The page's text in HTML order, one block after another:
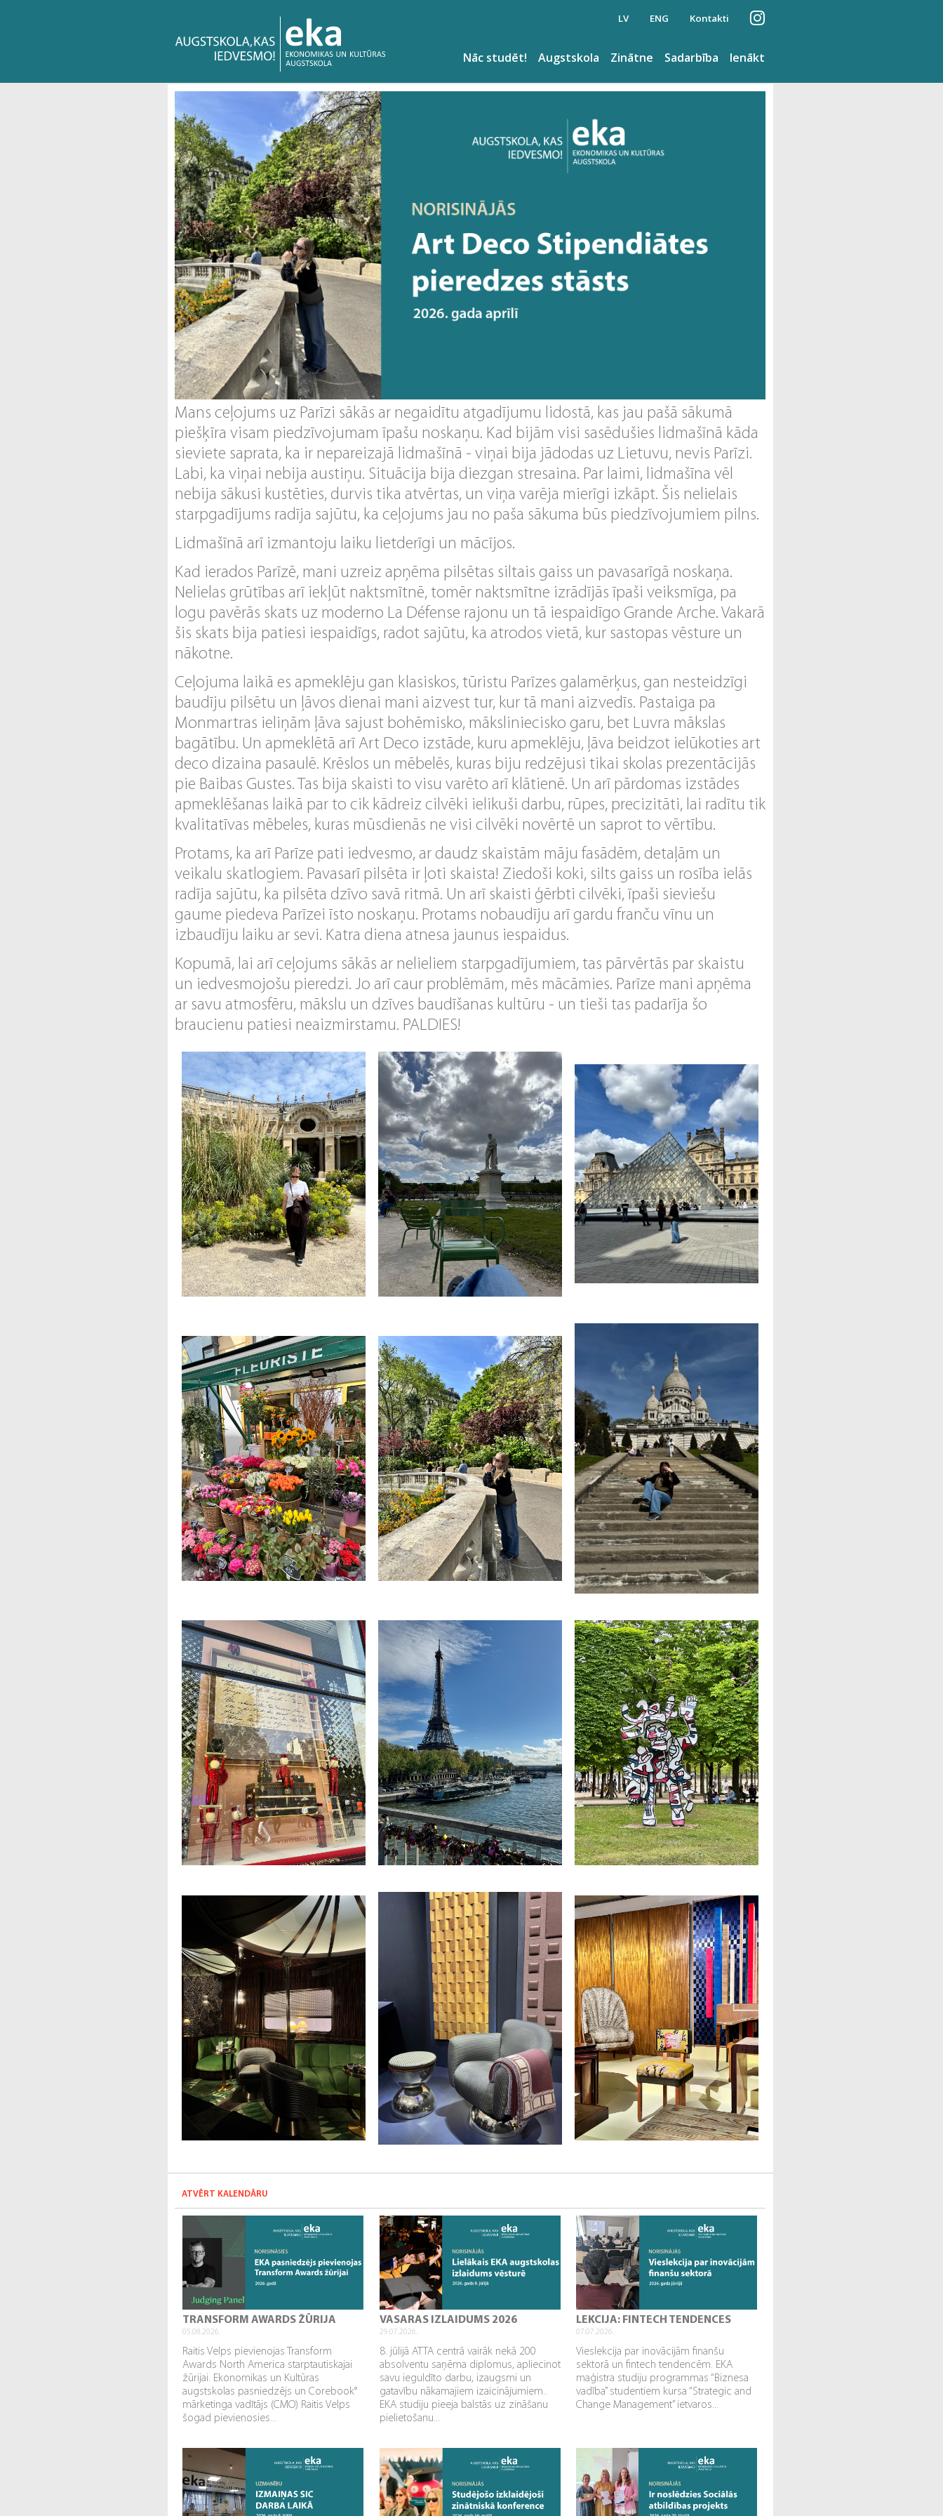
LV ENG Kontakti
Ienākt
Sadarbība
Zinātne
Augstskola
Nāc studēt!
Mans ceļojums uz Parīzi sākās ar negaidītu atgadījumu lidostā, kas jau pašā sākumā
piešķīra visam piedzīvojumam īpašu noskaņu. Kad bijām visi sasēdušies lidmašīnā kāda
sieviete saprata, ka ir nepareizajā lidmašīnā - viņai bija jādodas uz Lietuvu, nevis Parīzi.
Labi, ka viņai nebija austiņu. Situācija bija diezgan stresaina. Par laimi, lidmašīna vēl
nebija sākusi kustēties, durvis tika atvērtas, un viņa varēja mierīgi izkāpt. Šis nelielais
starpgadījums radīja sajūtu, ka ceļojums jau no paša sākuma būs piedzīvojumiem pilns.
Lidmašīnā arī izmantoju laiku lietderīgi un mācījos.
Kad ierados Parīzē, mani uzreiz apņēma pilsētas siltais gaiss un pavasarīgā noskaņa.
Nelielas grūtības arī iekļūt naktsmītnē, tomēr naktsmītne izrādījās īpaši veiksmīga, pa
logu pavērās skats uz moderno La Défense rajonu un tā iespaidīgo Grande Arche. Vakarā
šis skats bija patiesi iespaidīgs, radot sajūtu, ka atrodos vietā, kur sastopas vēsture un
nākotne.
Ceļojuma laikā es apmeklēju gan klasiskos, tūristu Parīzes galamērķus, gan nesteidzīgi
baudīju pilsētu un ļāvos dienai mani aizvest tur, kur tā mani aizvedīs. Pastaiga pa
Monmartras ieliņām ļāva sajust bohēmisko, māksliniecisko garu, bet Luvra mākslas
bagātību. Un apmeklētā arī Art Deco izstāde, kuru apmeklēju, ļāva beidzot ielūkoties art
deco dizaina pasaulē. Krēslos un mēbelēs, kuras biju redzējusi tikai skolas prezentācijās
pie Baibas Gustes. Tas bija skaisti to visu varēto arī klātienē. Un arī pārdomas izstādes
apmeklēšanas laikā par to cik kādreiz cilvēki ielikuši darbu, rūpes, precizitāti, lai radītu tik
kvalitatīvas mēbeles, kuras mūsdienās ne visi cilvēki novērtē un saprot to vērtību.
Protams, ka arī Parīze pati iedvesmo, ar daudz skaistām māju fasādēm, detaļām un
veikalu skatlogiem. Pavasarī pilsēta ir ļoti skaista! Ziedoši koki, silts gaiss un rosība ielās
radīja sajūtu, ka pilsēta dzīvo savā ritmā. Un arī skaisti ģērbti cilvēki, īpaši sieviešu
gaume piedeva Parīzei īsto noskaņu. Protams nobaudīju arī gardu franču vīnu un
izbaudīju laiku ar sevi. Katra diena atnesa jaunus iespaidus.
Kopumā, lai arī ceļojums sākās ar nelieliem starpgadījumiem, tas pārvērtās par skaistu
un iedvesmojošu pieredzi. Jo arī caur problēmām, mēs mācāmies. Parīze mani apņēma
ar savu atmosfēru, mākslu un dzīves baudīšanas kultūru - un tieši tas padarīja šo
braucienu patiesi neaizmirstamu. PALDIES!
ATVĒRT KALENDĀRU
TRANSFORM AWARDS ŽŪRIJA
05.08.2026.
Raitis Velps pievienojas Transform
Awards North America starptautiskajai
žūrijai. Ekonomikas un Kultūras
augstskolas pasniedzējs un Corebook°
mārketinga vadītājs (CMO) Raitis Velps
šogad pievienosies...
VASARAS IZLAIDUMS 2026
29.07.2026.
8. jūlijā ATTA centrā vairāk nekā 200
absolventu saņēma diplomus, apliecinot
savu ieguldīto darbu, izaugsmi un
gatavību nākamajiem izaicinājumiem..
EKA studiju pieeja balstās uz zināšanu
pielietošanu...
LEKCIJA: FINTECH TENDENCES
07.07.2026.
Vieslekcija par inovācijām finanšu
sektorā un fintech tendencēm. EKA
maģistra studiju programmas “Biznesa
vadība” studentiem kursa “Strategic and
Change Management” ietvaros...